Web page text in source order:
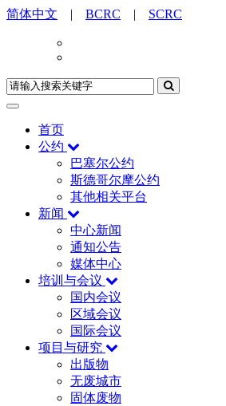
简体中文 | BCRC | SCRC
首页
公约
巴塞尔公约
斯德哥尔摩公约
其他相关平台
新闻
中心新闻
通知公告
媒体中心
培训与会议
国内会议
区域会议
国际会议
项目与研究
出版物
无废城市
固体废物